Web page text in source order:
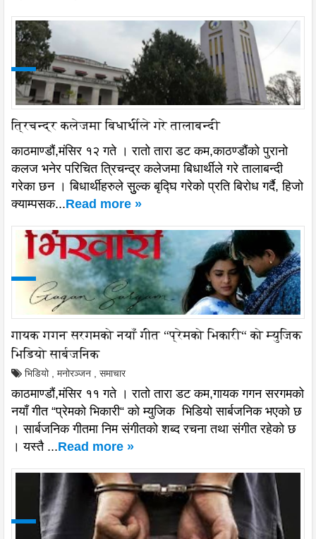
त्रिचन्द्र कलेजमा बिधार्थीले गरे तालाबन्दी
काठमाण्डौं,मंसिर १२ गते । रातो तारा डट कम,काठण्डौंको पुरानो
कलज भनेर परिचित त्रिचन्द्र कलेजमा बिधार्थीले गरे तालाबन्दी
गरेका छन । बिधार्थीहरुले सुुल्क बृद्घि गरेको प्रति बिरोध गर्दै, हिजो
क्याम्पसक...Read more »
गायक गगन सरगमको नयाँ गीत “प्रेमको भिकारी“ को म्युजिक
भिडियो सार्बजनिक
भिडियो मनोरञ्जन समाचार
काठमाण्डौं,मंसिर ११ गते । रातो तारा डट कम,गायक गगन सरगमको
नयाँ गीत “प्रेमको भिकारी“ को म्युजिक भिडियो सार्बजनिक भएको छ
। सार्बजनिक गीतमा निम संगीतको शब्द रचना तथा संगीत रहेको छ
। यस्तै ...Read more »